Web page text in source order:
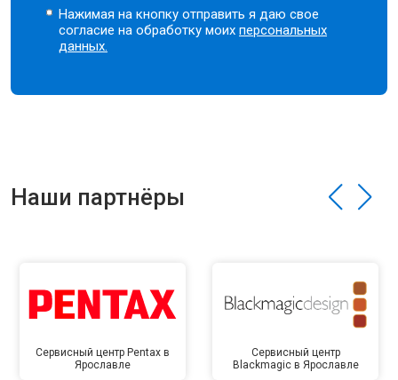
Нажимая на кнопку отправить я даю свое
согласие на обработку моихперсональных
данных.
Наши партнёры
Сервисный центр Pentax в
Ярославле
Сервисный центр
Blackmagic в Ярославле